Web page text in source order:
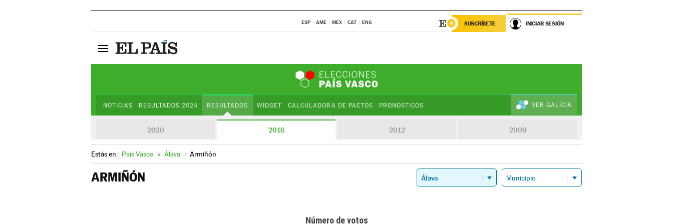
ESP AME MEX CAT ENG SUSCRÍBETE INICIAR SESIÓN
NOTICIAS RESULTADOS 2024 RESULTADOS WIDGET CALCULADORA DE PACTOS PRONOSTICOS VER GALICIA
2020 2016 2012 2009
Estás en: País Vasco » Álava » Armiñón
ARMIÑÓN
Número de votos